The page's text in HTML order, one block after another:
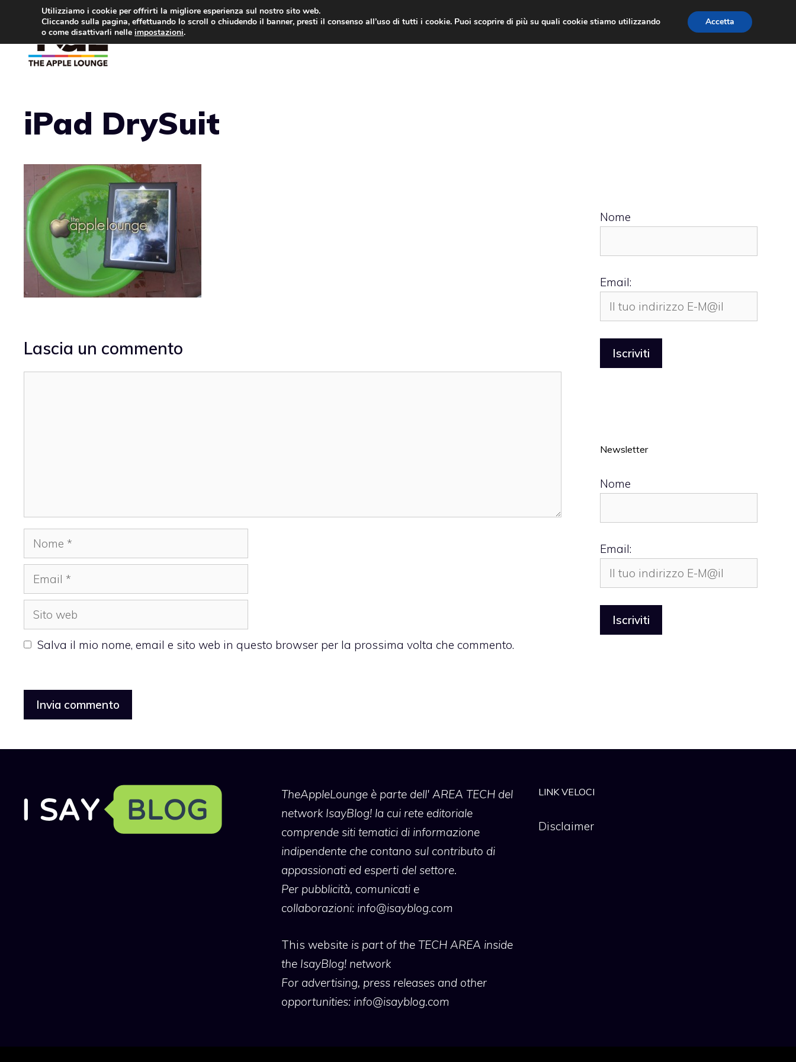
contenuto
iPad DrySuit
Lascia un commento
Nome
Email
Sito
web
Salva il mio nome, email e sito web in questo browser per la prossima volta che commento.
Nome
Email:
Newsletter
Nome
Email:
TheAppleLoungeè parte dell' AREA TECH del
network IsayBlog! la cui rete editoriale
comprende siti tematici di informazione
indipendente che contano sul contributo di
appassionati ed esperti del settore.
Per pubblicità, comunicati e
collaborazioni: info@isayblog.com
This website is part of the TECH AREA inside
the IsayBlog! network
For advertising, press releases and other
opportunities: info@isayblog.com
LINK VELOCI
Disclaimer
Utilizziamo i cookie per offrirti la migliore esperienza sul nostro sito web.
Cliccando sulla pagina, effettuando lo scroll o chiudendo il banner, presti il consenso all’uso di tutti i cookie. Puoi scoprire di più su quali cookie stiamo utilizzando
o come disattivarli nelle impostazioni.
Accetta